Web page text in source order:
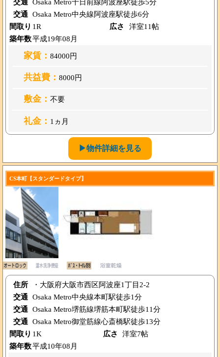
交通 Osaka Metro千日前線阿波座駅徒歩5分
交通 Osaka Metro中央線阿波座駅徒歩6分
間取り 1R 広さ
洋室11帖
築年数平成19年08月
家賃： 84000円
共益費： 8000円
敷金： 不要
礼金： 1ヵ月
▶物件詳細を見る
CS本町【スタンダードタイプ】
住所
・大阪府大阪市西区阿波座1丁目2-2
交通 Osaka Metro中央線本町駅徒歩1分
交通 Osaka Metro堺筋線堺筋本町駅徒歩11分
交通 Osaka Metro御堂筋線心斎橋駅徒歩13分
間取り 1K 広さ
洋室7帖
築年数平成10年08月